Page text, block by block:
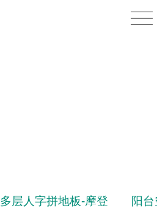
多层人字拼地板-摩登 阳